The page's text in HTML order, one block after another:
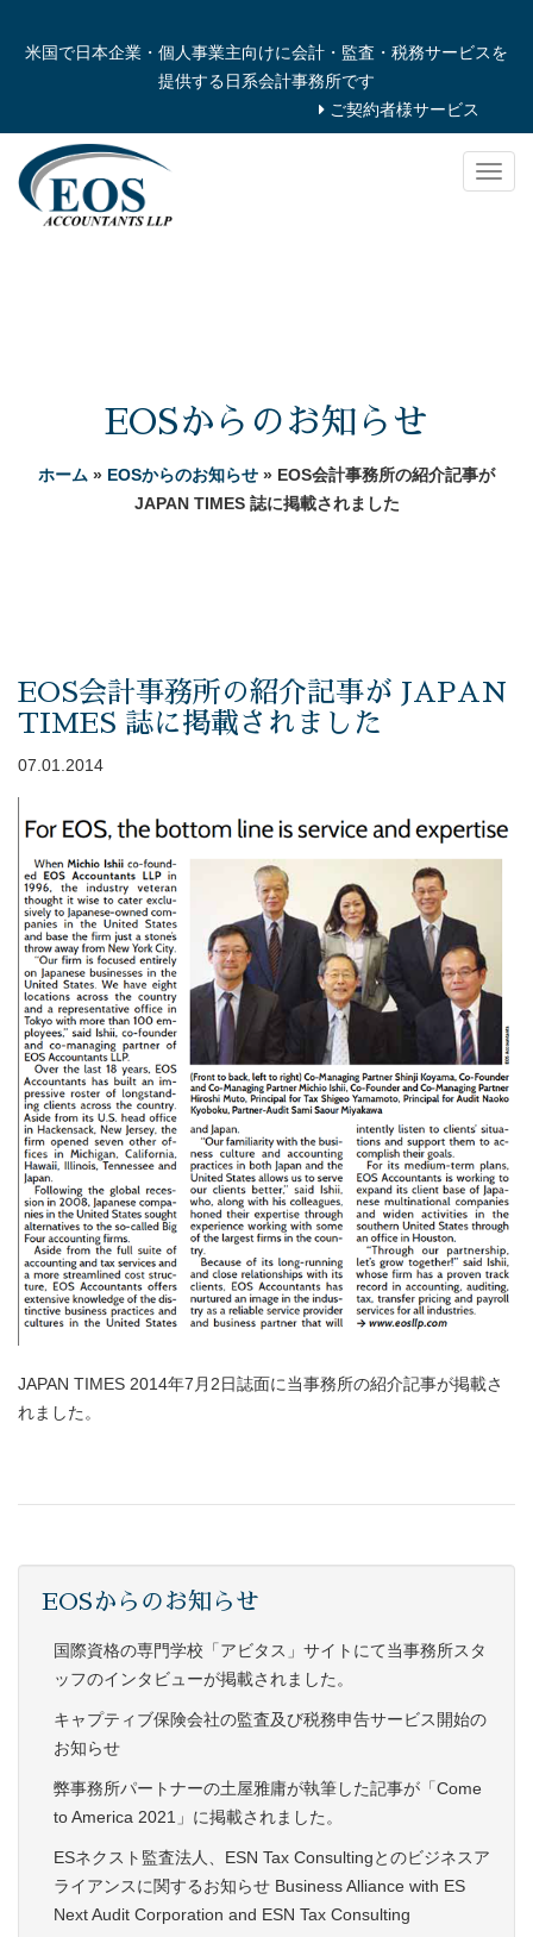
米国で日本企業・個人事業主向けに会計・監査・税務サービスを
提供する日系会計事務所です
ご契約者様サービス
EOSからのお知らせ
ホーム » EOSからのお知らせ » EOS会計事務所の紹介記事が
JAPAN TIMES 誌に掲載されました
EOS会計事務所の紹介記事が JAPAN
TIMES 誌に掲載されました
07.01.2014
JAPAN TIMES 2014年7月2日誌面に当事務所の紹介記事が掲載さ
れました。
EOSからのお知らせ
国際資格の専門学校「アビタス」サイトにて当事務所スタ
ッフのインタビューが掲載されました。
キャプティブ保険会社の監査及び税務申告サービス開始の
お知らせ
弊事務所パートナーの土屋雅庸が執筆した記事が「Come
to America 2021」に掲載されました。
ESネクスト監査法人、ESN Tax Consultingとのビジネスア
ライアンスに関するお知らせ Business Alliance with ES
Next Audit Corporation and ESN Tax Consulting